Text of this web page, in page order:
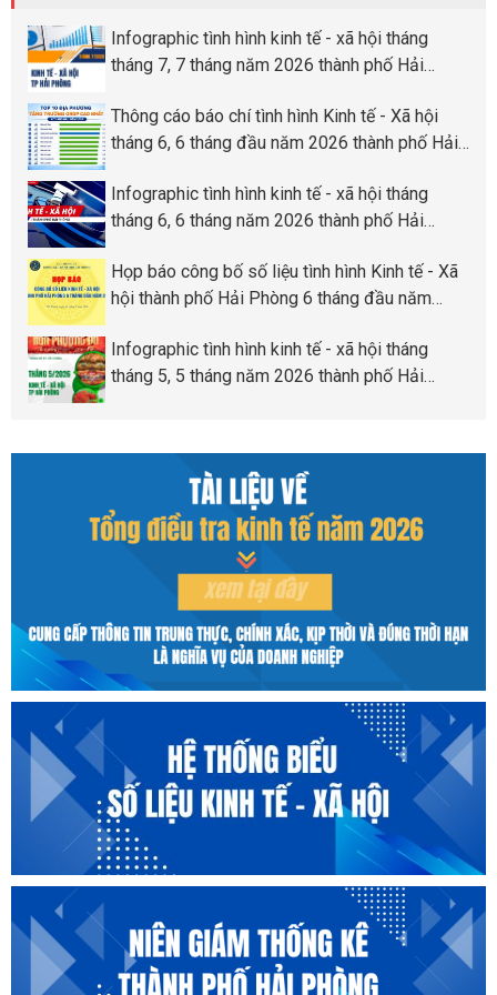
Infographic tình hình kinh tế - xã hội tháng
tháng 7, 7 tháng năm 2026 thành phố Hải
Thông cáo báo chí tình hình Kinh tế - Xã hội
tháng 6, 6 tháng đầu năm 2026 thành phố Hải
Infographic tình hình kinh tế - xã hội tháng
tháng 6, 6 tháng năm 2026 thành phố Hải
Họp báo công bố số liệu tình hình Kinh tế - Xã
hội thành phố Hải Phòng 6 tháng đầu năm
Infographic tình hình kinh tế - xã hội tháng
tháng 5, 5 tháng năm 2026 thành phố Hải